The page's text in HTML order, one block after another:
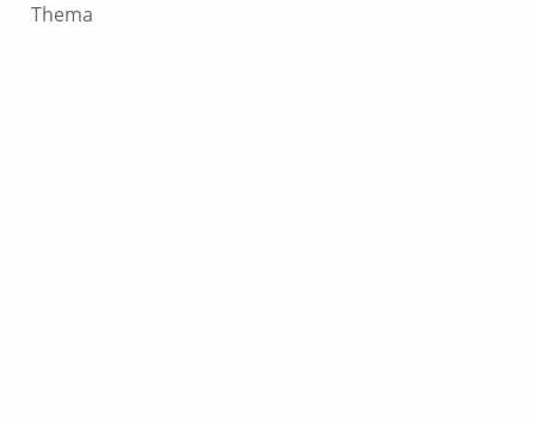
Thema